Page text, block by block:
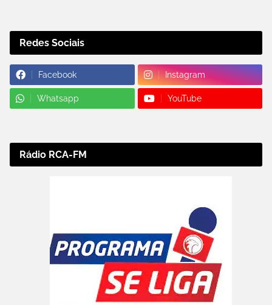
Redes Sociais
Facebook Instagram
Whatsapp YouTube
Rádio RCA-FM